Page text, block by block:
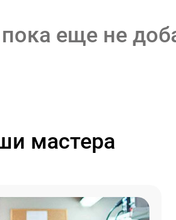
еще не
мастера